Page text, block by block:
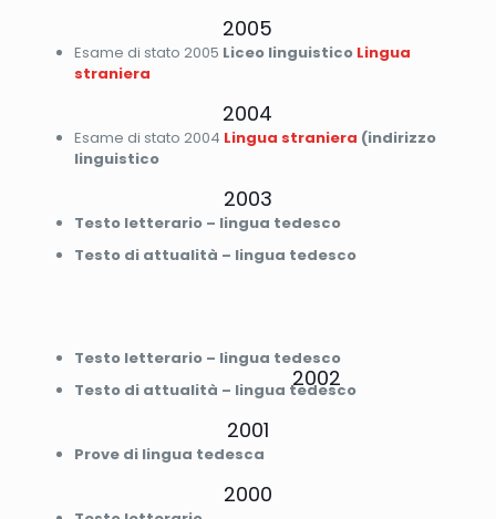
2005
Esame di stato 2005 Liceo linguistico Lingua
straniera
2004
Esame di stato 2004 Lingua straniera (indirizzo
linguistico
2003
Testo letterario – lingua tedesco
Testo di attualità – lingua tedesco
2002
Testo letterario – lingua tedesco
Testo di attualità – lingua tedesco
2001
Prove di lingua tedesca
2000